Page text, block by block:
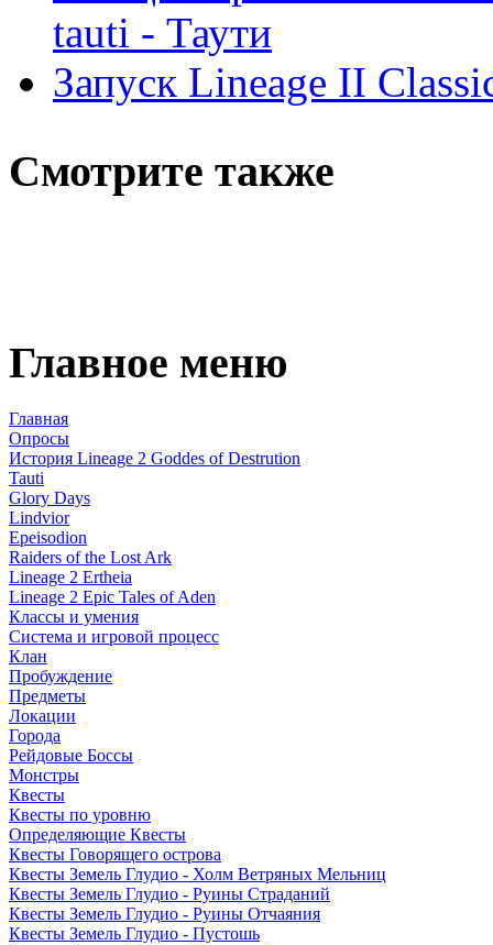
tauti - Таути
Запуск Lineage II
Смотрите также
Главное меню
Главная
Опросы
История Lineage 2 Goddes of Destrution
Tauti
Glory Days
Lindvior
Epeisodion
Raiders of the Lost Ark
Lineage 2 Ertheia
Lineage 2 Epic Tales of Aden
Классы и умения
Система и игровой процесс
Клан
Пробуждение
Предметы
Локации
Города
Рейдовые Боссы
Монстры
Квесты
Квесты по уровню
Определяющие Квесты
Квесты Говорящего острова
Квесты Земель Глудио - Холм Ветряных Мельниц
Квесты Земель Глудио - Руины Страданий
Квесты Земель Глудио - Руины Отчаяния
Квесты Земель Глудио - Пустошь